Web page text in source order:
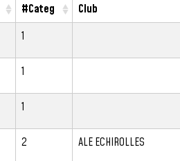
#Categ Club
1
1
1
2 ALE ECHIROLLES